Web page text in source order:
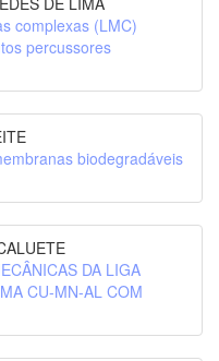
complexas (LMC)
percussores
biodegradáveis
DA LIGA
CU-MN-AL COM